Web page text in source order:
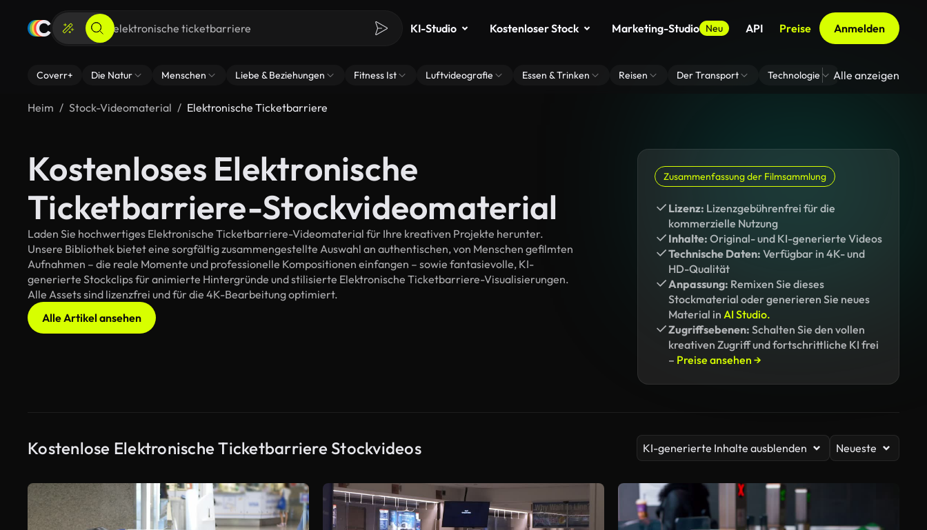
KI-Studio Kostenloser Stock Marketing-Studio Neu API Preise Anmelden
Coverr+ Die Natur Menschen Liebe & Beziehungen Fitness Ist Luftvideografie Essen & Trinken Reisen Der Transport Technologie Zoom Virtuelle
Alle anzeigen
Heim Stock-Videomaterial Elektronische Ticketbarriere
Kostenloses Elektronische
Ticketbarriere-Stockvideomaterial
Laden Sie hochwertiges Elektronische Ticketbarriere-Videomaterial für Ihre kreativen Projekte herunter.
Unsere Bibliothek bietet eine sorgfältig zusammengestellte Auswahl an authentischen, von Menschen gefilmten
Aufnahmen – die reale Momente und professionelle Kompositionen einfangen – sowie fantasievolle, KI-
generierte Stockclips für animierte Hintergründe und stilisierte Elektronische Ticketbarriere-Visualisierungen.
Alle Assets sind lizenzfrei und für die 4K-Bearbeitung optimiert.
Alle Artikel ansehen
Zusammenfassung der Filmsammlung
Lizenz: Lizenzgebührenfrei für die
kommerzielle Nutzung
Inhalte: Original- und KI-generierte Videos
Technische Daten: Verfügbar in 4K- und
HD-Qualität
Anpassung: Remixen Sie dieses
Stockmaterial oder generieren Sie neues
Material in AI Studio.
Zugriffsebenen: Schalten Sie den vollen
kreativen Zugriff und fortschrittliche KI frei
– Preise ansehen →
Kostenlose Elektronische Ticketbarriere Stockvideos KI-generierte Inhalte ausblenden Neueste